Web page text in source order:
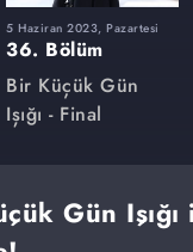
5 Haziran 2023, Pazartesi
36. Bölüm
Bir Küçük Gün
Işığı - Final
Gün